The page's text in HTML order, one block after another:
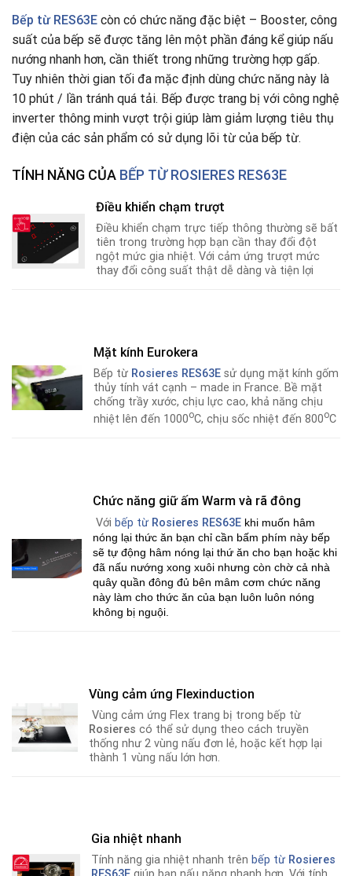
Bếp từ RES63E còn có chức năng đặc biệt – Booster, công
suất của bếp sẽ được tăng lên một phần đáng kể giúp nấu
nướng nhanh hơn, cần thiết trong những trường hợp gấp.
Tuy nhiên thời gian tối đa mặc định dùng chức năng này là
10 phút / lần tránh quá tải. Bếp được trang bị với công nghệ
inverter thông minh vượt trội giúp làm giảm lượng tiêu thụ
điện của các sản phẩm có sử dụng lõi từ của bếp từ.
TÍNH NĂNG CỦA BẾP TỪ ROSIERES RES63E
Điều khiển chạm trượt
Điều khiển chạm trực tiếp thông thường sẽ bất
tiên trong trường hợp bạn cần thay đổi đột
ngột mức gia nhiệt. Với cảm ứng trượt mức
thay đổi công suất thật dễ dàng và tiện lợi
Mặt kính Eurokera
Bếp từ Rosieres RES63E sử dụng mặt kính gốm
thủy tính vát cạnh – made in France. Bề mặt
chống trầy xước, chịu lực cao, khả năng chịu
nhiệt lên đến 1000oC, chịu sốc nhiệt đến 800oC
Chức năng giữ ấm Warm và rã đông
Với bếp từ Rosieres RES63E khi muốn hâm
nóng lại thức ăn bạn chỉ cần bấm phím này bếp
sẽ tự động hâm nóng lại thứ ăn cho bạn hoặc khi
đã nấu nướng xong xuôi nhưng còn chờ cả nhà
quây quần đông đủ bên mâm cơm chức năng
này làm cho thức ăn của bạn luôn luôn nóng
không bị nguội.
Vùng cảm ứng Flexinduction
Vùng cảm ứng Flex trang bị trong bếp từ
Rosieres có thể sử dụng theo cách truyền
thống như 2 vùng nấu đơn lẻ, hoặc kết hợp lại
thành 1 vùng nấu lớn hơn.
Gia nhiệt nhanh
Tính năng gia nhiệt nhanh trênbếp từ Rosieres